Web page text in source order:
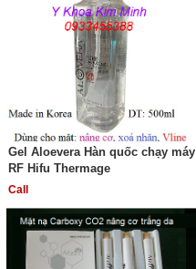
Gel Aloevera Hàn quốc chạy máy
RF Hifu Thermage
Call